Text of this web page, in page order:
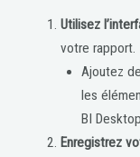
Utilisez
votre rapport.
Ajoutez
les
BI
Enregistrez